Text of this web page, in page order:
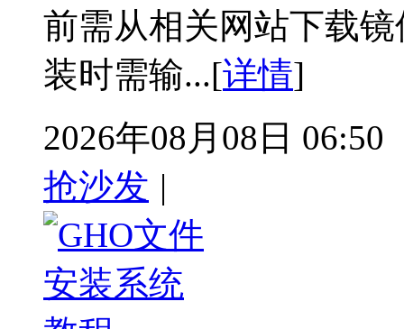
前需从相关网站下载
装时需输...[详情]
2026年08月08日 06:50
抢沙发 |